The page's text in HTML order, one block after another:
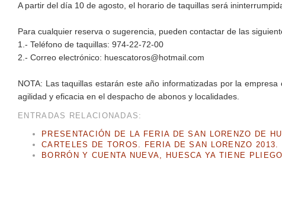
A partir del día 10 de agosto, el horario de taquillas será
Para cualquier reserva o sugerencia, pueden contactar de las
1.- Teléfono de taquillas: 974-22-72-00
2.- Correo electrónico: huescatoros@hotmail.com
NOTA: Las taquillas estarán este año informatizadas por la
agilidad y eficacia en el despacho de abonos y localidades.
ENTRADAS RELACIONADAS:
PRESENTACIÓN DE LA FERIA DE SAN LORENZO DE
CARTELES DE TOROS. FERIA DE SAN LORENZO 2013.
BORRÓN Y CUENTA NUEVA, HUESCA YA TIENE